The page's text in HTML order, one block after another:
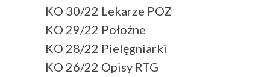
KO 30/22 Lekarze POZ
KO 29/22 Położne
KO 28/22 Pielęgniarki
KO 26/22 Opisy RTG